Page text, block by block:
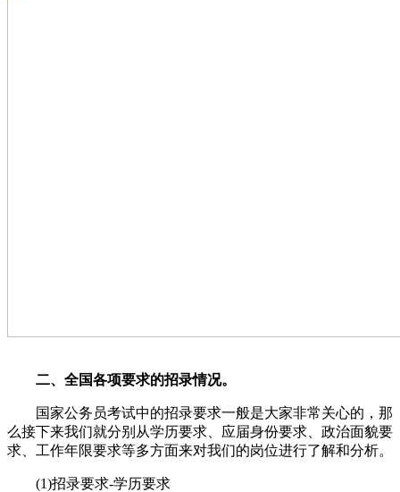
二、全国各项要求的招录情况。
国家公务员考试中的招录要求一般是大家非常关心的，那
么接下来我们就分别从学历要求、应届身份要求、政治面貌要
求、工作年限要求等多方面来对我们的岗位进行了解和分析。
(1)招录要求-学历要求